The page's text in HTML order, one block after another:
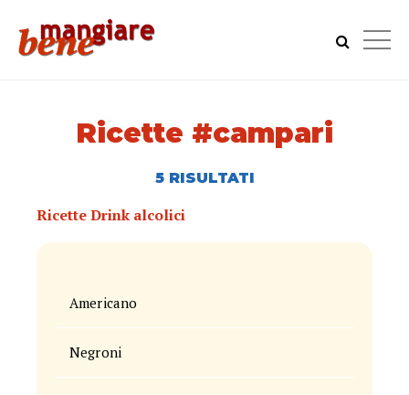
Ricette #campari
5 RISULTATI
Ricette Drink alcolici
Americano
Negroni